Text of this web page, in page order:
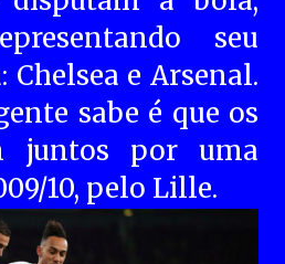
seu
Chelsea e Arsenal.
sabe é que os
juntos por uma
10, pelo Lille.